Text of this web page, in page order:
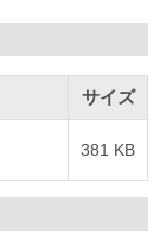
サイズ
381 KB